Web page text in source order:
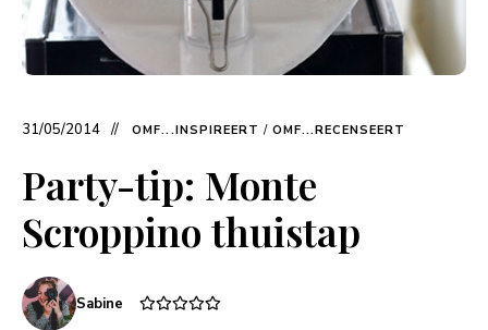
31/05/2014 OMF...INSPIREERT / OMF...RECENSEERT
Party-tip: Monte
Scroppino thuistap
Sabine